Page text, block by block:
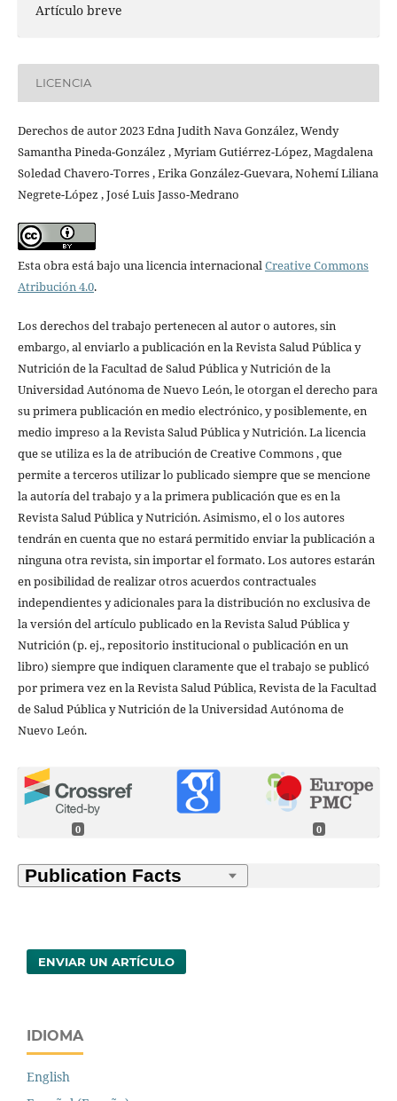
Artículo breve
LICENCIA
Derechos de autor 2023 Edna Judith Nava González, Wendy
Samantha Pineda-González , Myriam Gutiérrez-López, Magdalena
Soledad Chavero-Torres , Erika González-Guevara, Nohemí Liliana
Negrete-López , José Luis Jasso-Medrano
Esta obra está bajo una licencia internacionalCreative Commons
Atribución 4.0.
Los derechos del trabajo pertenecen al autor o autores, sin
embargo, al enviarlo a publicación en la Revista Salud Pública y
Nutrición de la Facultad de Salud Pública y Nutrición de la
Universidad Autónoma de Nuevo León, le otorgan el derecho para
su primera publicación en medio electrónico, y posiblemente, en
medio impreso a la Revista Salud Pública y Nutrición. La licencia
que se utiliza es la de atribución de Creative Commons , que
permite a terceros utilizar lo publicado siempre que se mencione
la autoría del trabajo y a la primera publicación que es en la
Revista Salud Pública y Nutrición. Asimismo, el o los autores
tendrán en cuenta que no estará permitido enviar la publicación a
ninguna otra revista, sin importar el formato. Los autores estarán
en posibilidad de realizar otros acuerdos contractuales
independientes y adicionales para la distribución no exclusiva de
la versión del artículo publicado en la Revista Salud Pública y
Nutrición (p. ej., repositorio institucional o publicación en un
libro) siempre que indiquen claramente que el trabajo se publicó
por primera vez en la Revista Salud Pública, Revista de la Facultad
de Salud Pública y Nutrición de la Universidad Autónoma de
Nuevo León.
0 0
ENVIAR UN ARTÍCULO
IDIOMA
English